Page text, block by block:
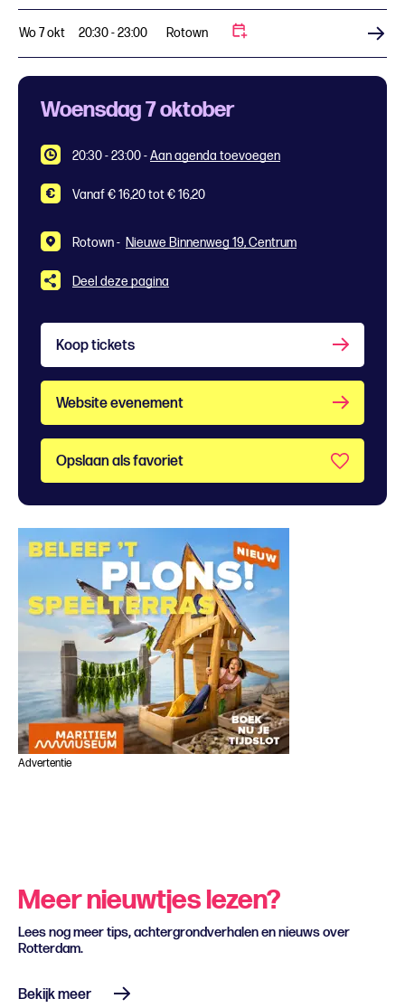
Wo 7 okt 20:30 - 23:00 Rotown
Woensdag 7 oktober
20:30 - 23:00-Aan agenda toevoegen
Vanaf € 16,20 tot € 16,20
Rotown - Nieuwe Binnenweg 19, Centrum
Deel deze pagina
Koop tickets
Website evenement
Opslaan als favoriet
Advertentie
Meer nieuwtjes lezen?
Lees nog meer tips, achtergrondverhalen en nieuws over
Rotterdam.
Bekijk meer